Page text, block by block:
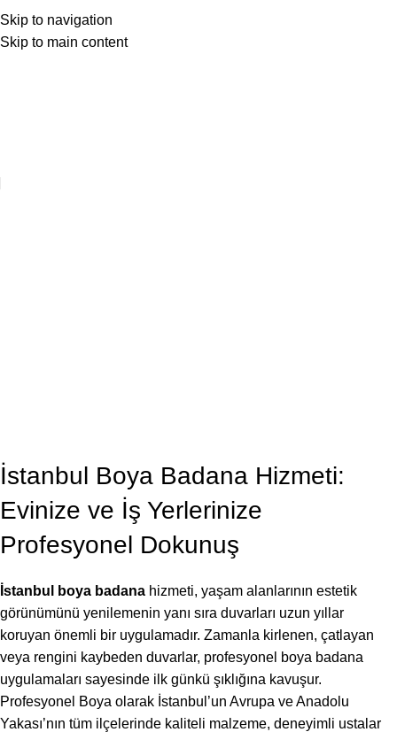
Skip to navigation
Skip to main content
İstanbul Boya Badana Hizmeti:
Evinize ve İş Yerlerinize
Profesyonel Dokunuş
İstanbul boya badana hizmeti, yaşam alanlarının estetik
görünümünü yenilemenin yanı sıra duvarları uzun yıllar
koruyan önemli bir uygulamadır. Zamanla kirlenen, çatlayan
veya rengini kaybeden duvarlar, profesyonel boya badana
uygulamaları sayesinde ilk günkü şıklığına kavuşur.
Profesyonel Boya olarak İstanbul’un Avrupa ve Anadolu
Yakası’nın tüm ilçelerinde kaliteli malzeme, deneyimli ustalar